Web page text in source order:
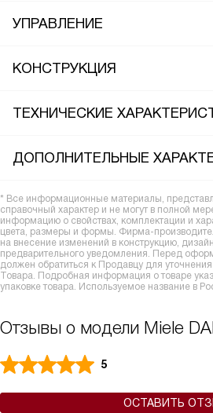
УПРАВЛЕНИЕ
КОНСТРУКЦИЯ
ТЕХНИЧЕСКИЕ
ДОПОЛНИТЕЛЬНЫЕ
* Все информационные материалы,
справочный характер и не могут в полной
информацию о свойствах, комплектации и
цвета, размеры и формы. Фирма-
на внесение изменений в конструкцию,
предварительного уведомления. Перед
должен обратиться к Продавцу для уточнения
Товара. Подробная информация о товаре
упаковке товара. Используемое название в
Отзывы о модели Miele
5
ОСТАВИТЬ